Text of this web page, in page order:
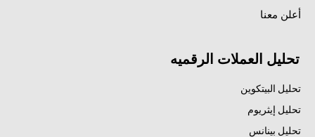
أعلن معنا
تحليل العملات الرقميه
تحليل البيتكوين
تحليل إيثريوم
تحليل بينانس